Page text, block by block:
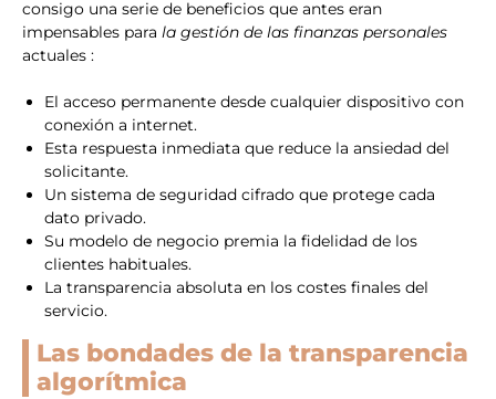
consigo una serie de beneficios que antes eran
impensables para la gestión de las finanzas personales
actuales :
El acceso permanente desde cualquier dispositivo con
conexión a internet.
Esta respuesta inmediata que reduce la ansiedad del
solicitante.
Un sistema de seguridad cifrado que protege cada
dato privado.
Su modelo de negocio premia la fidelidad de los
clientes habituales.
La transparencia absoluta en los costes finales del
servicio.
Las bondades de la transparencia
algorítmica